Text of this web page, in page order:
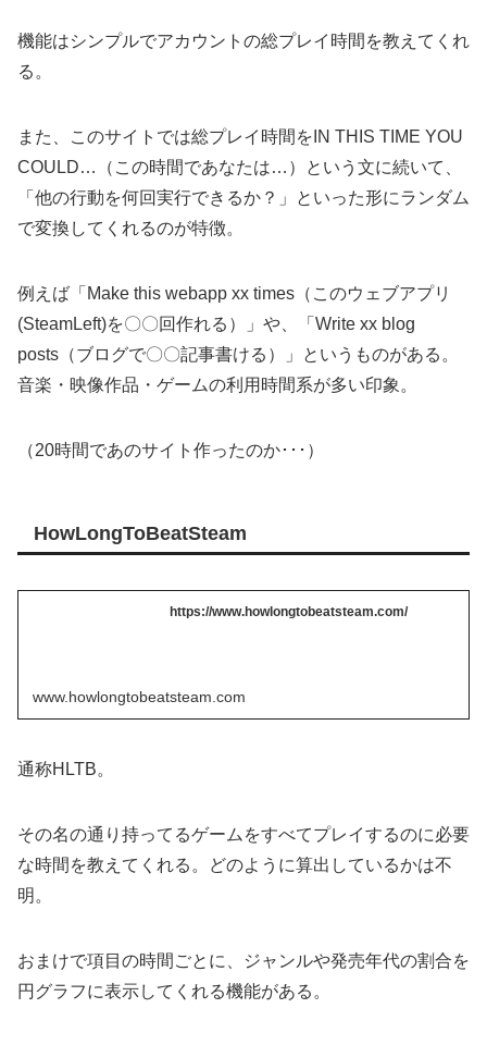
機能はシンプルでアカウントの総プレイ時間を教えてくれ
る。
また、このサイトでは総プレイ時間をIN THIS TIME YOU
COULD…（この時間であなたは…）という文に続いて、
「他の行動を何回実行できるか？」といった形にランダム
で変換してくれるのが特徴。
例えば「Make this webapp xx times（このウェブアプリ
(SteamLeft)を〇〇回作れる）」や、「Write xx blog
posts（ブログで〇〇記事書ける）」というものがある。
音楽・映像作品・ゲームの利用時間系が多い印象。
（20時間であのサイト作ったのか･･･）
HowLongToBeatSteam
https://www.howlongtobeatsteam.com/
www.howlongtobeatsteam.com
通称HLTB。
その名の通り持ってるゲームをすべてプレイするのに必要
な時間を教えてくれる。どのように算出しているかは不
明。
おまけで項目の時間ごとに、ジャンルや発売年代の割合を
円グラフに表示してくれる機能がある。